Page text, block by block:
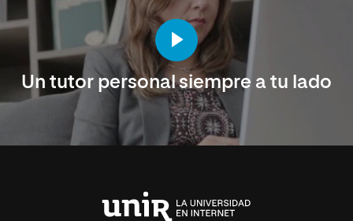
Un tutor personal siempre a tu lado